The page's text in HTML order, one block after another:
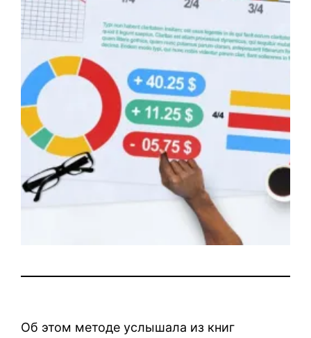
Об этом методе услышала из книг